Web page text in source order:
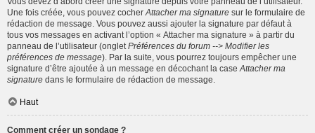
Une fois créée, vous pouvez cocher Attacher ma signature sur le formulaire de
rédaction de message. Vous pouvez aussi ajouter la signature par défaut à
tous vos messages en activant l’option « Attacher ma signature » à partir du
panneau de l’utilisateur (onglet Préférences du forum --> Modifier les
préférences de message). Par la suite, vous pourrez toujours empêcher une
signature d’être ajoutée à un message en décochant la case Attacher ma
signature dans le formulaire de rédaction de message.
Haut
Comment créer un sondage ?